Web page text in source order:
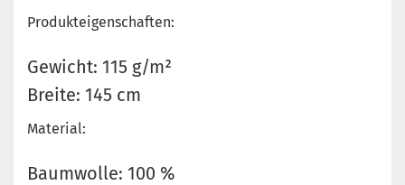
Produkteigenschaften:
Gewicht: 115 g/m²
Breite: 145 cm
Material:
Baumwolle: 100 %